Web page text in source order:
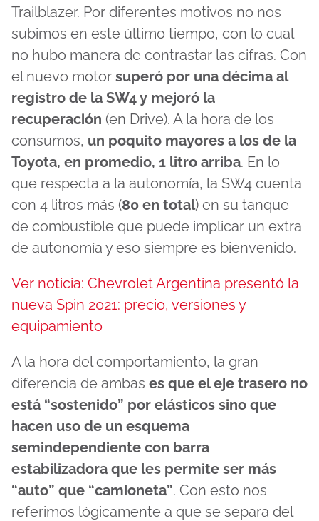
Trailblazer. Por diferentes motivos no nos
subimos en este último tiempo, con lo cual
no hubo manera de contrastar las cifras. Con
el nuevo motor superó por una décima al
registro de la SW4 y mejoró la
recuperación (en Drive). A la hora de los
consumos, un poquito mayores a los de la
Toyota, en promedio, 1 litro arriba. En lo
que respecta a la autonomía, la SW4 cuenta
con 4 litros más (80 en total) en su tanque
de combustible que puede implicar un extra
de autonomía y eso siempre es bienvenido.
Ver noticia: Chevrolet Argentina presentó la
nueva Spin 2021: precio, versiones y
equipamiento
A la hora del comportamiento, la gran
diferencia de ambas es que el eje trasero no
está “sostenido” por elásticos sino que
hacen uso de un esquema
semindependiente con barra
estabilizadora que les permite ser más
“auto” que “camioneta”. Con esto nos
referimos lógicamente a que se separa del